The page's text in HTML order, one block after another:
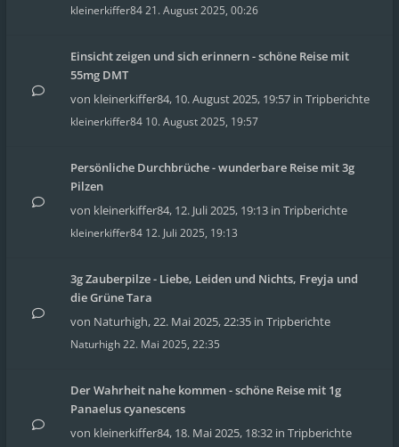
kleinerkiffer8421. August 2025, 00:26
Einsicht zeigen und sich erinnern - schöne Reise mit
55mg DMT
von kleinerkiffer84, 10. August 2025, 19:57 in Tripberichte
kleinerkiffer84 10. August 2025, 19:57
Persönliche Durchbrüche - wunderbare Reise mit 3g
Pilzen
von kleinerkiffer84, 12. Juli 2025, 19:13 in Tripberichte
kleinerkiffer84 12. Juli 2025, 19:13
3g Zauberpilze - Liebe, Leiden und Nichts, Freyja und
die Grüne Tara
von Naturhigh,22. Mai 2025, 22:35 in Tripberichte
Naturhigh22. Mai 2025, 22:35
Der Wahrheit nahe kommen - schöne Reise mit 1g
Panaelus cyanescens
von kleinerkiffer84, 18. Mai 2025, 18:32 in Tripberichte